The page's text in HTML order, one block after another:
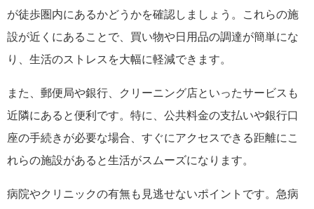
が徒歩圏内にあるかどうかを確認しましょう。これらの施
設が近くにあることで、買い物や日用品の調達が簡単にな
り、生活のストレスを大幅に軽減できます。
また、郵便局や銀行、クリーニング店といったサービスも
近隣にあると便利です。特に、公共料金の支払いや銀行口
座の手続きが必要な場合、すぐにアクセスできる距離にこ
れらの施設があると生活がスムーズになります。
病院やクリニックの有無も見逃せないポイントです。急病